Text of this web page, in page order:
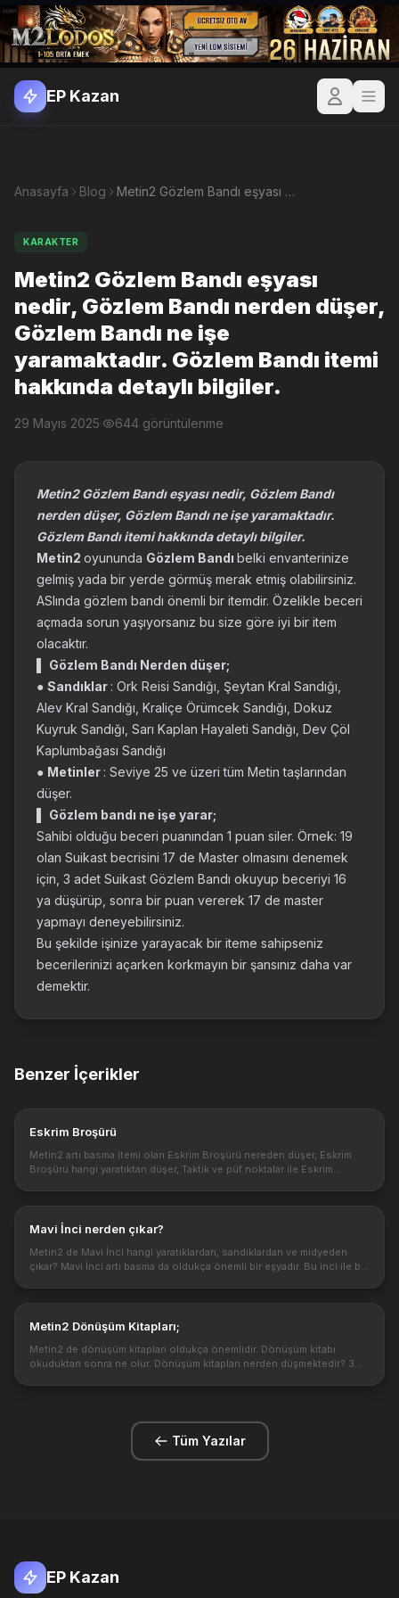
EP Kazan
Anasayfa Blog Metin2 Gözlem Bandı eşyası nedir, Gözlem Bandı nerden düşer, Gözlem Bandı ne işe yaramaktadır. Gözlem Bandı itemi hakkında detaylı bilgiler.
KARAKTER
Metin2 Gözlem Bandı eşyası
nedir, Gözlem Bandı nerden düşer,
Gözlem Bandı ne işe
yaramaktadır. Gözlem Bandı itemi
hakkında detaylı bilgiler.
29 Mayıs 2025· 644 görüntülenme
Metin2 Gözlem Bandı eşyası nedir, Gözlem Bandı
nerden düşer, Gözlem Bandı ne işe yaramaktadır.
Gözlem Bandı itemi hakkında detaylı bilgiler.
Metin2 oyununda Gözlem Bandı belki envanterinize
gelmiş yada bir yerde görmüş merak etmiş olabilirsiniz.
ASlında gözlem bandı önemli bir itemdir. Özelikle beceri
açmada sorun yaşıyorsanız bu size göre iyi bir item
olacaktır.
Gözlem Bandı Nerden düşer;
● Sandıklar : Ork Reisi Sandığı, Şeytan Kral Sandığı,
Alev Kral Sandığı, Kraliçe Örümcek Sandığı, Dokuz
Kuyruk Sandığı, Sarı Kaplan Hayaleti Sandığı, Dev Çöl
Kaplumbağası Sandığı
● Metinler : Seviye 25 ve üzeri tüm Metin taşlarından
düşer.
Gözlem bandı ne işe yarar;
Sahibi olduğu beceri puanından 1 puan siler. Örnek: 19
olan Suikast becrisini 17 de Master olmasını denemek
için, 3 adet Suikast Gözlem Bandı okuyup beceriyi 16
ya düşürüp, sonra bir puan vererek 17 de master
yapmayı deneyebilirsiniz.
Bu şekilde işinize yarayacak bir iteme sahipseniz
becerilerinizi açarken korkmayın bir şansınız daha var
demektir.
Benzer İçerikler
Eskrim Broşürü
Metin2 artı basma itemi olan Eskrim Broşürü nereden düşer, Eskrim
Broşürü hangi yaratıktan düşer, Taktik ve püf noktalar ile Eskrim
Mavi İnci nerden çıkar?
Metin2 de Mavi İnci hangi yaratıklardan, sandıklardan ve midyeden
çıkar? Mavi İnci artı basma da oldukça önemli bir eşyadır. Bu inci ile bir
Metin2 Dönüşüm Kitapları;
Metin2 de dönüşüm kitapları oldukça önemlidir. Dönüşüm kitabı
okuduktan sonra ne olur. Dönüşüm kitapları nerden düşmektedir? 3
Tüm Yazılar
EP Kazan